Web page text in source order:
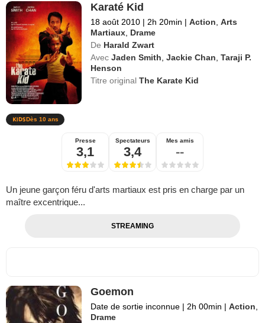
Karaté Kid
18 août 2010 | 2h 20min | Action ,Arts
Martiaux Drame
De Harald Zwart
Avec Jaden Smith ,Jackie Chan ,Taraji P.
Henson
Titre originalThe Karate Kid
Dès 10 ans
Presse
3,1
Spectateurs
3,4
Mes amis
--
Un jeune garçon féru d'arts martiaux est pris en charge par un
maître excentrique...
STREAMING
Goemon
Date de sortie inconnue | 2h 00min | Action
Drame